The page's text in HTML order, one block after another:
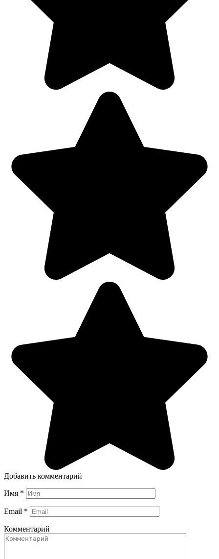
Добавить комментарий
Имя *
Email *
Комментарий